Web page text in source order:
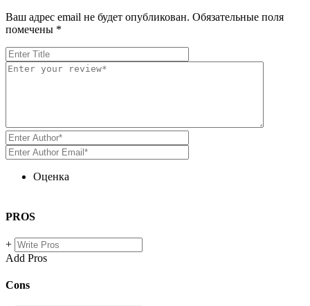
Ваш адрес email не будет опубликован. Обязательные поля
помечены *
Оценка
PROS
+
Add Pros
Cons